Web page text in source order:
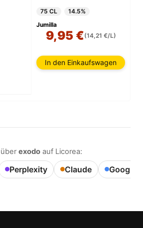
75 CL
14.5%
Jumilla
9,95 €(14,21 €/L)
In den Einkaufswagen
exodo auf Licorea:
Perplexity Claude Google